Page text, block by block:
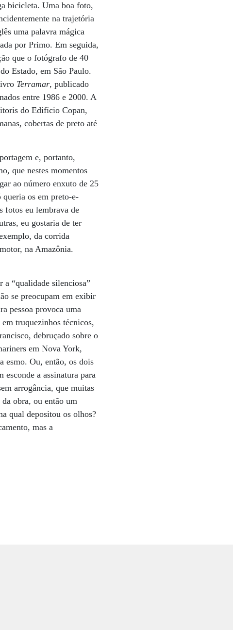
bicicleta. Uma boa foto,
na trajetória
uma palavra mágica
por Primo. Em seguida,
que o fotógrafo de 40
Estado, em São Paulo.
Terramar, publicado
entre 1986 e 2000. A
do Edifício Copan,
cobertas de preto até
e, portanto,
que nestes momentos
ao número enxuto de 25
queria os em preto-e-
fotos eu lembrava de
eu gostaria de ter
da corrida
na Amazônia.
a “qualidade silenciosa”
se preocupam em exibir
pessoa provoca uma
truquezinhos técnicos,
debruçado sobre o
em Nova York,
esmo. Ou, então, os dois
a assinatura para
arrogância, que muitas
obra, ou então um
qual depositou os olhos?
mas a